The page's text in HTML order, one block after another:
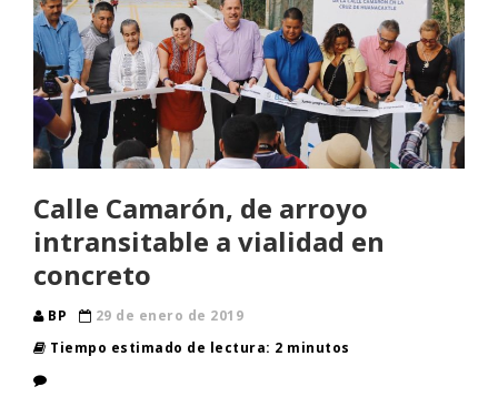
Calle Camarón, de arroyo
intransitable a vialidad en
concreto
BP
29 de enero de 2019
Tiempo estimado de lectura: 2 minutos